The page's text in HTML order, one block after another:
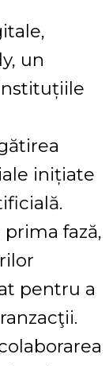
un
inițiate
fază,
pentru a